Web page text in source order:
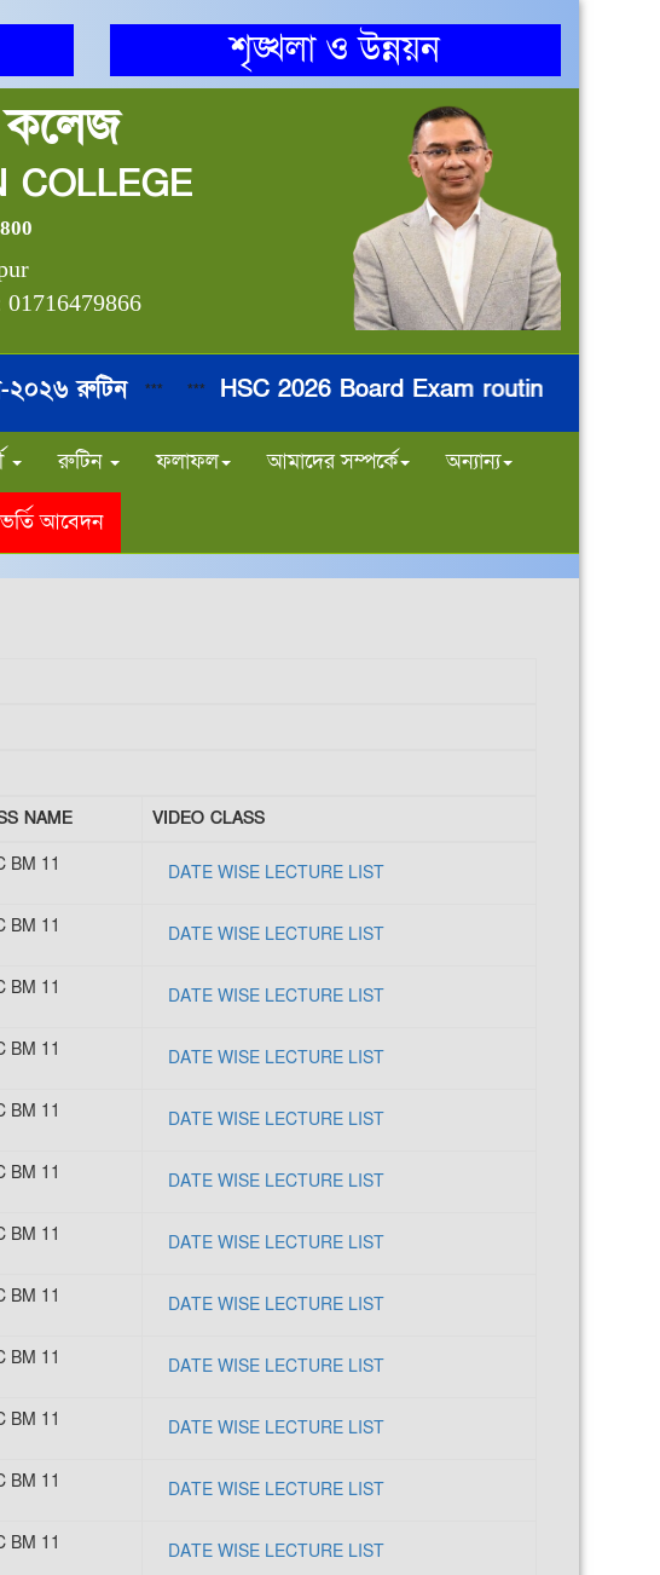
শৃঙ্খলা ও উন্নয়ন
COLLEGE
রুটিন*** *** HSC 2026 Board Exam routine***
রুটিন ফলাফল আমাদের সম্পর্কে অন্যান্য
আবেদন
NAME
VIDEO CLASS
BM 11 DATE WISE LECTURE LIST
BM 11 DATE WISE LECTURE LIST
BM 11 DATE WISE LECTURE LIST
BM 11 DATE WISE LECTURE LIST
BM 11 DATE WISE LECTURE LIST
BM 11 DATE WISE LECTURE LIST
BM 11 DATE WISE LECTURE LIST
BM 11 DATE WISE LECTURE LIST
BM 11 DATE WISE LECTURE LIST
BM 11 DATE WISE LECTURE LIST
BM 11 DATE WISE LECTURE LIST
BM 11 DATE WISE LECTURE LIST